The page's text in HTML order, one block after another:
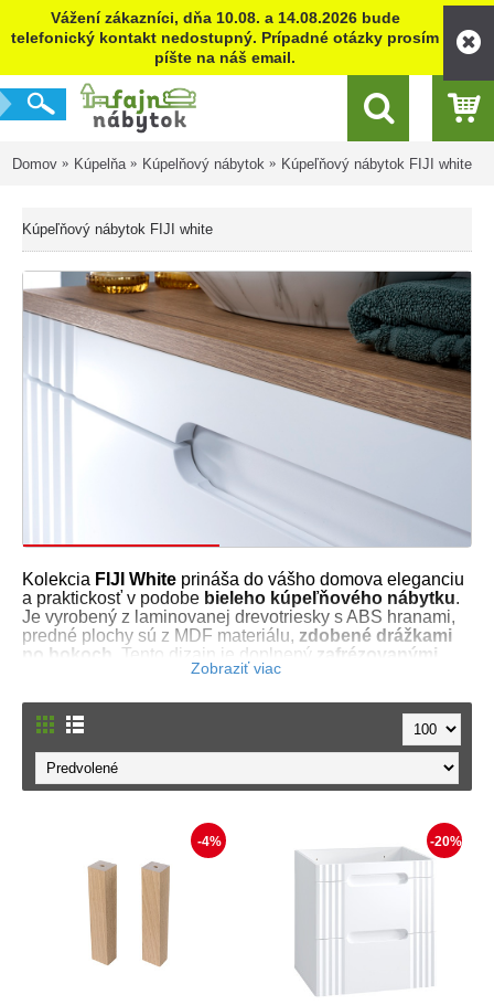
Vážení zákazníci, dňa 10.08. a 14.08.2026 bude
telefonický kontakt nedostupný. Prípadné otázky prosím
píšte na náš email.
Domov Kúpelňa Kúpelňový nábytok Kúpeľňový nábytok FIJI white
Kúpeľňový nábytok FIJI white
Kolekcia FIJI White prináša do vášho domova eleganciu
a praktickosť v podobe bieleho kúpeľňového nábytku.
Je vyrobený z laminovanej drevotriesky s ABS hranami,
predné plochy sú z MDF materiálu, zdobené drážkami
po bokoch
. Tento dizajn je doplnený zafrézovanými
Kúpeľňové skrinkysú dostupné v rôznych
prevedeniach vrátane závesných skriniek, skriniek pod
umývadlo a vysokých skriniek. Všetky sú ladené vo farbe
biela matná
Kombinovať ich môžete s vrchnými doskami vo farbe dub.
, čím sa zvyšuje komfort používania. Skrinky
sú závesné na stenu, nomôžete si k nim zakúpiť
drevené nožičky a vytvoriť klasickú skrinku uloženú na
Praktické usporiadanie úložného priestoru umožňuje
uložiť širokú škálu toaletných potrieb. Skrinky do kúpeľne
môžu slúžiť na skladovanie uterákov, toaletného papiera,
kozmetiky alebo čistiacich prostriedkov.
-4% -20%